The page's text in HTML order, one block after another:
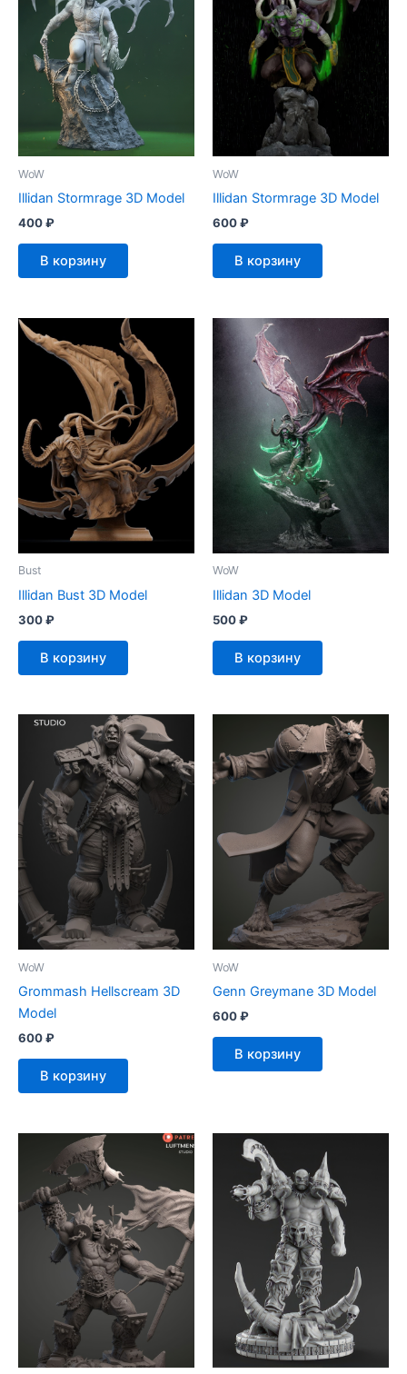
WoW
Illidan Stormrage 3D Model
400₽
В корзину
WoW
Illidan Stormrage 3D Model
600₽
В корзину
Bust
Illidan Bust 3D Model
300₽
В корзину
WoW
Illidan 3D Model
500₽
В корзину
WoW
Grommash Hellscream 3D
Model
600₽
В корзину
WoW
Genn Greymane 3D Model
600₽
В корзину